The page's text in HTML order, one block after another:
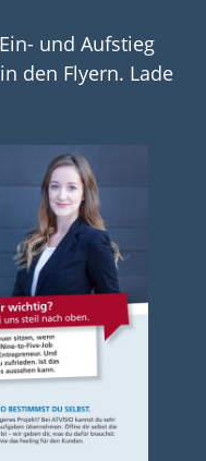
und Aufstieg
den Flyern. Lade